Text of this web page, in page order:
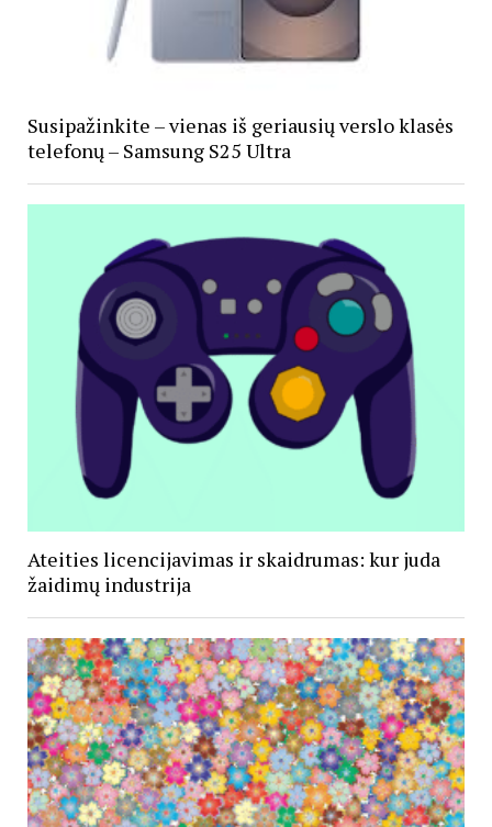
Susipažinkite – vienas iš geriausių verslo klasės
telefonų – Samsung S25 Ultra
Ateities licencijavimas ir skaidrumas: kur juda
žaidimų industrija